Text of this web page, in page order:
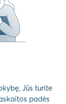
Jūs turite
padės